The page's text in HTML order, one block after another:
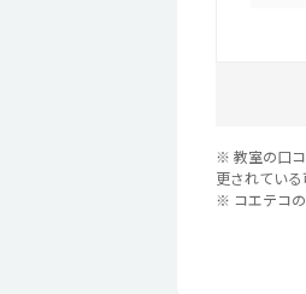
※ 教室の口
更されている
※ コエテコの